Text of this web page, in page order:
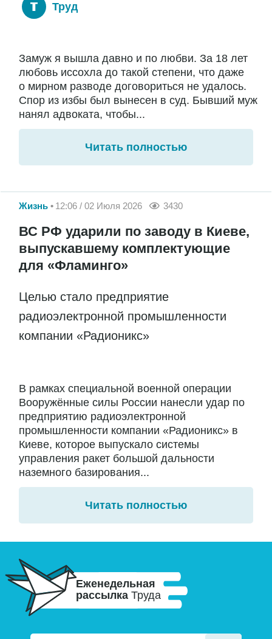
Труд
Замуж я вышла давно и по любви. За 18 лет
любовь иссохла до такой степени, что даже
о мирном разводе договориться не удалось.
Спор из избы был вынесен в суд. Бывший муж
нанял адвоката, чтобы...
Читать полностью
Жизнь 12:06 / 02 Июля 2026 3430
ВС РФ ударили по заводу в Киеве,
выпускавшему комплектующие
для «Фламинго»
Целью стало предприятие
радиоэлектронной промышленности
компании «Радионикс»
В рамках специальной военной операции
Вооружённые силы России нанесли удар по
предприятию радиоэлектронной
промышленности компании «Радионикс» в
Киеве, которое выпускало системы
управления ракет большой дальности
наземного базирования...
Читать полностью
Еженедельная
рассылка Труда